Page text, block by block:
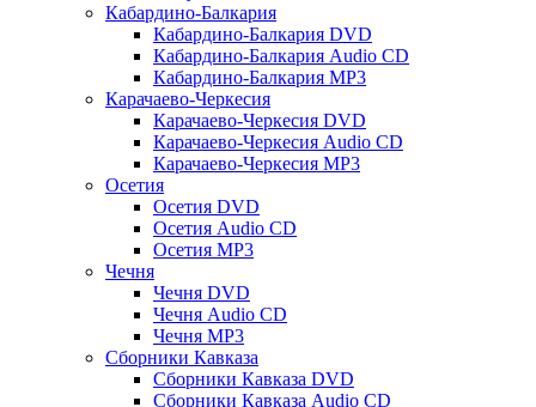
Кабардино-Балкария
Кабардино-Балкария DVD
Кабардино-Балкария Audio CD
Кабардино-Балкария MP3
Карачаево-Черкесия
Карачаево-Черкесия DVD
Карачаево-Черкесия Audio CD
Карачаево-Черкесия MP3
Осетия
Осетия DVD
Осетия Audio CD
Осетия MP3
Чечня
Чечня DVD
Чечня Audio CD
Чечня MP3
Сборники Кавказа
Сборники Кавказа DVD
Сборники Кавказа Audio CD